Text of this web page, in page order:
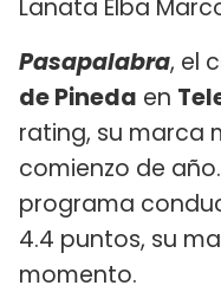
Lanata Elba
Pasapalabra, el
de Pineda en
rating, su marca
comienzo de año.
programa
4.4 puntos, su
momento.